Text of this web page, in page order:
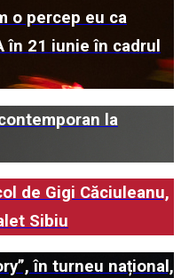
o percep eu ca
în 21 iunie în cadrul
la
de Gigi Căciuleanu,
Sibiu
în turneu național,